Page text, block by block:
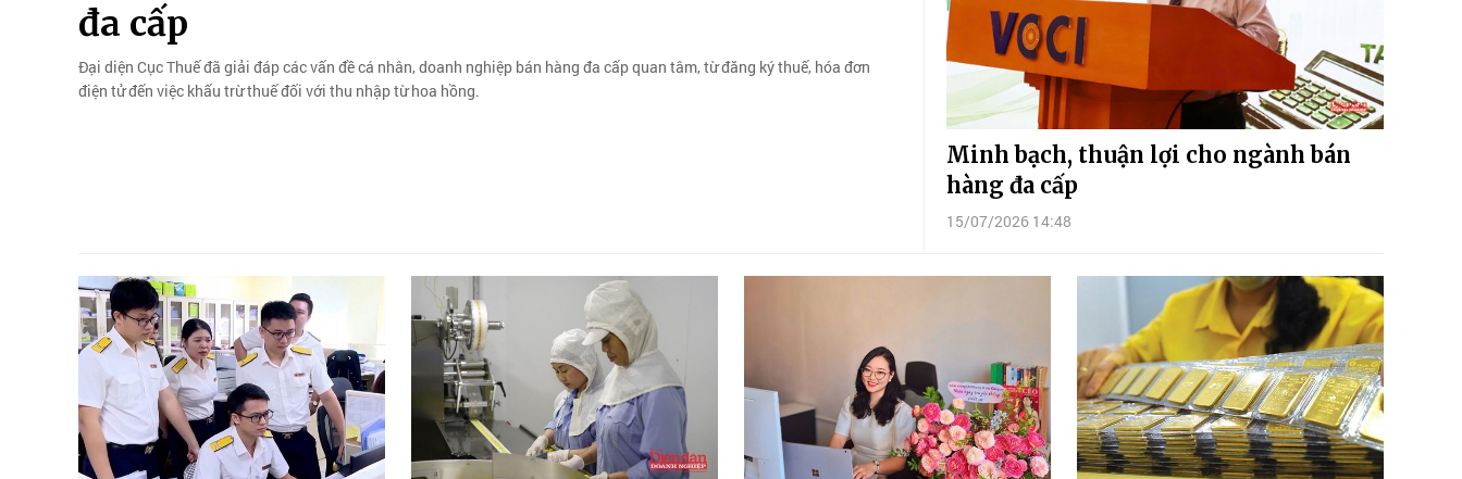
đa cấp
Đại diện Cục Thuế đã giải đáp các vấn đề cá nhân, doanh nghiệp bán hàng đa cấp quan tâm, từ đăng ký thuế, hóa đơn
điện tử đến việc khấu trừ thuế đối với thu nhập từ hoa hồng.
Minh bạch, thuận lợi cho ngành bán
hàng đa cấp
15/07/2026 14:48